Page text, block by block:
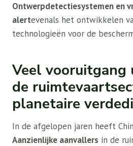
Ontwerpdetectiesystemen en
alertevenals het ontwikkelen
technologieën voor de
Veel vooruitgang
de
planetaire
In de afgelopen jaren heeft
Aanzienlijke aanvallers in de